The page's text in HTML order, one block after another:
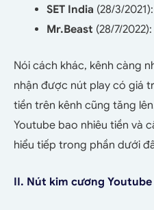
SET India (28/3/
Mr.Beast (28/7/
Nói cách khác, kênh càng
nhận được nút play có giá
tiền trên kênh cũng tăng
Youtube bao nhiêu tiền và
hiểu tiếp trong phần dưới
II. Nút kim cương